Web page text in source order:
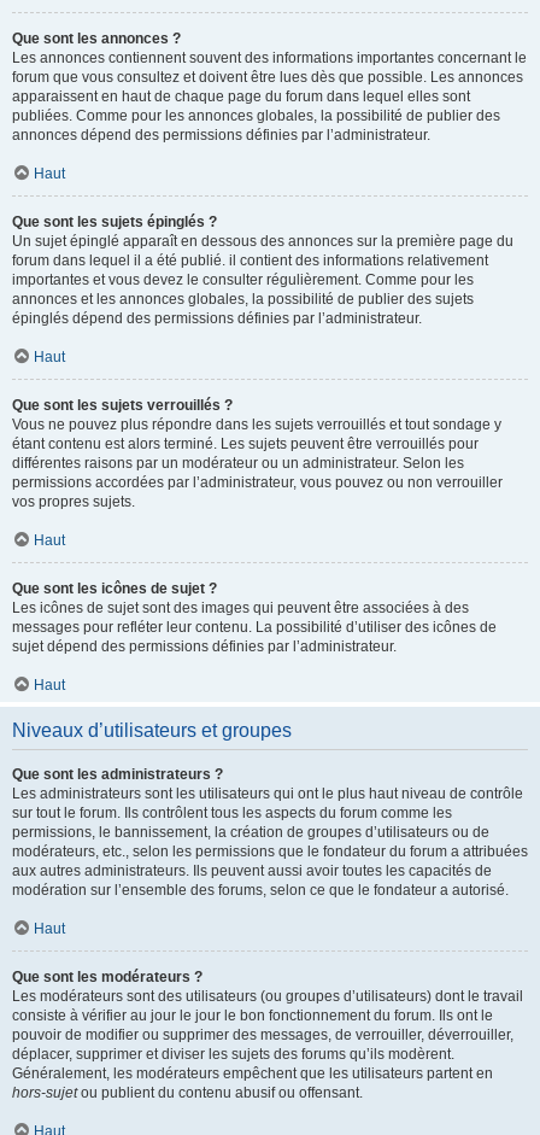
Que sont les annonces ?
Les annonces contiennent souvent des informations importantes concernant le
forum que vous consultez et doivent être lues dès que possible. Les annonces
apparaissent en haut de chaque page du forum dans lequel elles sont
publiées. Comme pour les annonces globales, la possibilité de publier des
annonces dépend des permissions définies par l’administrateur.
Haut
Que sont les sujets épinglés ?
Un sujet épinglé apparaît en dessous des annonces sur la première page du
forum dans lequel il a été publié. il contient des informations relativement
importantes et vous devez le consulter régulièrement. Comme pour les
annonces et les annonces globales, la possibilité de publier des sujets
épinglés dépend des permissions définies par l’administrateur.
Haut
Que sont les sujets verrouillés ?
Vous ne pouvez plus répondre dans les sujets verrouillés et tout sondage y
étant contenu est alors terminé. Les sujets peuvent être verrouillés pour
différentes raisons par un modérateur ou un administrateur. Selon les
permissions accordées par l’administrateur, vous pouvez ou non verrouiller
vos propres sujets.
Haut
Que sont les icônes de sujet ?
Les icônes de sujet sont des images qui peuvent être associées à des
messages pour refléter leur contenu. La possibilité d’utiliser des icônes de
sujet dépend des permissions définies par l’administrateur.
Haut
Niveaux d’utilisateurs et groupes
Que sont les administrateurs ?
Les administrateurs sont les utilisateurs qui ont le plus haut niveau de contrôle
sur tout le forum. Ils contrôlent tous les aspects du forum comme les
permissions, le bannissement, la création de groupes d’utilisateurs ou de
modérateurs, etc., selon les permissions que le fondateur du forum a attribuées
aux autres administrateurs. Ils peuvent aussi avoir toutes les capacités de
modération sur l’ensemble des forums, selon ce que le fondateur a autorisé.
Haut
Que sont les modérateurs ?
Les modérateurs sont des utilisateurs (ou groupes d’utilisateurs) dont le travail
consiste à vérifier au jour le jour le bon fonctionnement du forum. Ils ont le
pouvoir de modifier ou supprimer des messages, de verrouiller, déverrouiller,
déplacer, supprimer et diviser les sujets des forums qu’ils modèrent.
Généralement, les modérateurs empêchent que les utilisateurs partent en
hors-sujetou publient du contenu abusif ou offensant.
Haut